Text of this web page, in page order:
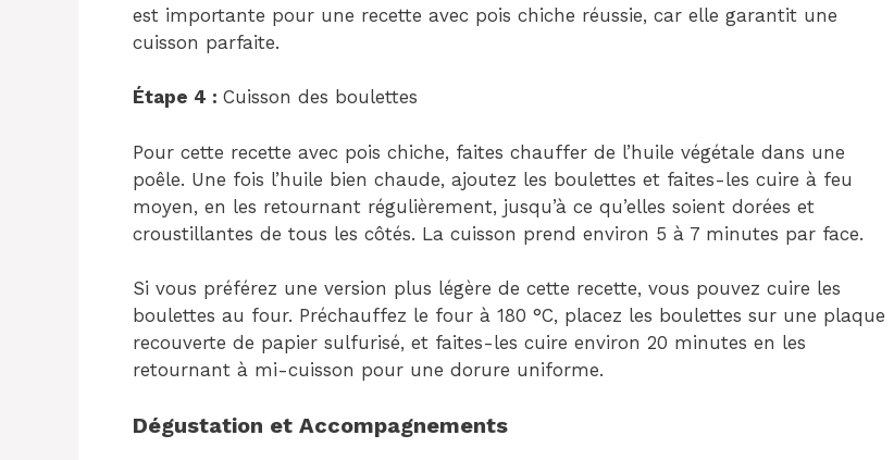
est importante pour une recette avec pois chiche réussie, car elle garantit une
cuisson parfaite.
Étape 4 : Cuisson des boulettes
Pour cette recette avec pois chiche, faites chauffer de l’huile végétale dans une
poêle. Une fois l’huile bien chaude, ajoutez les boulettes et faites-les cuire à feu
moyen, en les retournant régulièrement, jusqu’à ce qu’elles soient dorées et
croustillantes de tous les côtés. La cuisson prend environ 5 à 7 minutes par face.
Si vous préférez une version plus légère de cette recette, vous pouvez cuire les
boulettes au four. Préchauffez le four à 180 °C, placez les boulettes sur une plaque
recouverte de papier sulfurisé, et faites-les cuire environ 20 minutes en les
retournant à mi-cuisson pour une dorure uniforme.
Dégustation et Accompagnements